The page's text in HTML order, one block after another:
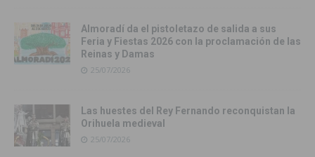
Almoradí da el pistoletazo de salida a sus
Feria y Fiestas 2026 con la proclamación de las
Reinas y Damas
25/07/2026
Las huestes del Rey Fernando reconquistan la
Orihuela medieval
25/07/2026